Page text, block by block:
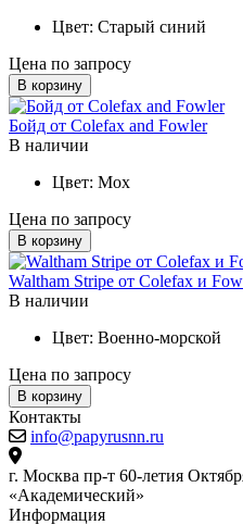
Цвет: Старый синий
Цена по запросу
В корзину
Бойд от Colefax and Fowler
В наличии
Цвет: Мох
Цена по запросу
В корзину
Waltham Stripe от Colefax и
В наличии
Цвет: Военно-морской
Цена по запросу
В корзину
Контакты
info@papyrusnn.ru
г. Москва пр-т 60-летия
«Академический»
Информация